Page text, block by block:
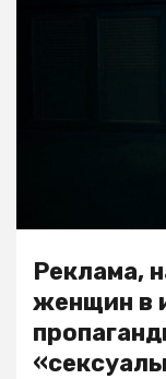
Реклама,
женщин в